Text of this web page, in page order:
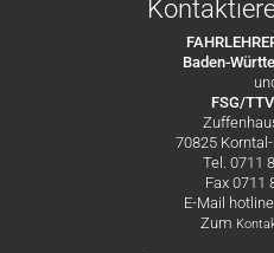
Baden-
FSG/
70825
Tel. 0711
Fax 0711
E-Mail
Zum